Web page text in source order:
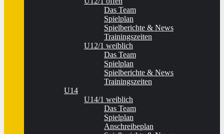
Das Team
Spielplan
Spielberichte & News
Trainingszeiten
U12/1 weiblich
Das Team
Spielplan
Spielberichte & News
Trainingszeiten
U14
U14/1 weiblich
Das Team
Spielplan
Anschreibeplan